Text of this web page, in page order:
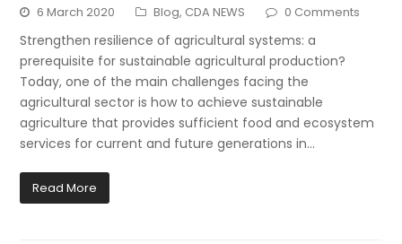
6 March 2020 Blog, CDA NEWS 0 Comments
Strengthen resilience of agricultural systems: a
prerequisite for sustainable agricultural production?
Today, one of the main challenges facing the
agricultural sector is how to achieve sustainable
agriculture that provides sufficient food and ecosystem
services for current and future generations in…
Read More